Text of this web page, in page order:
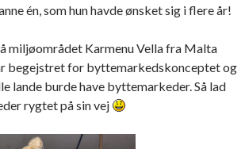
én, som hun havde ønsket sig i flere år!
miljøområdet Karmenu Vella fra Malta
begejstret for byttemarkedskonceptet og
lande burde have byttemarkeder. Så lad
rygtet på sin vej